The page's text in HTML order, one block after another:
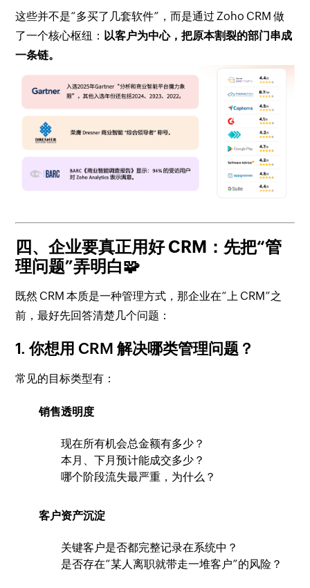
这些并不是“多买了几套软件”，而是通过 Zoho CRM 做
了一个核心枢纽： 以客户为中心，把原本割裂的部门串成
一条链。
四、企业要真正用好 CRM：先把“管
理问题”弄明白🧩
既然 CRM 本质是一种管理方式，那企业在“上 CRM”之
前，最好先回答清楚几个问题：
1. 你想用 CRM 解决哪类管理问题？
常见的目标类型有：
销售透明度
现在所有机会总金额有多少？
本月、下月预计能成交多少？
哪个阶段流失最严重，为什么？
客户资产沉淀
关键客户是否都完整记录在系统中？
是否存在“某人离职就带走一堆客户”的风险？